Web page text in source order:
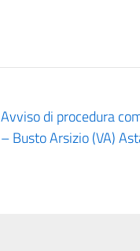
Avviso di procedura
– Busto Arsizio (VA)